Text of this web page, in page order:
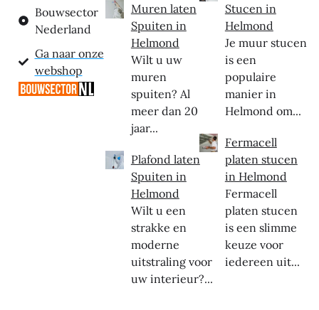
Bouwsector
Nederland
Ga naar onze
webshop
Muren laten
Spuiten in
Helmond
Wilt u uw
muren
spuiten? Al
meer dan 20
jaar...
Plafond laten
Spuiten in
Helmond
Wilt u een
strakke en
moderne
uitstraling voor
uw interieur?...
Stucen in
Helmond
Je muur stucen
is een
populaire
manier in
Helmond om...
Fermacell
platen stucen
in Helmond
Fermacell
platen stucen
is een slimme
keuze voor
iedereen uit...